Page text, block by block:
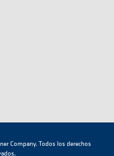
Company. Todos los derechos